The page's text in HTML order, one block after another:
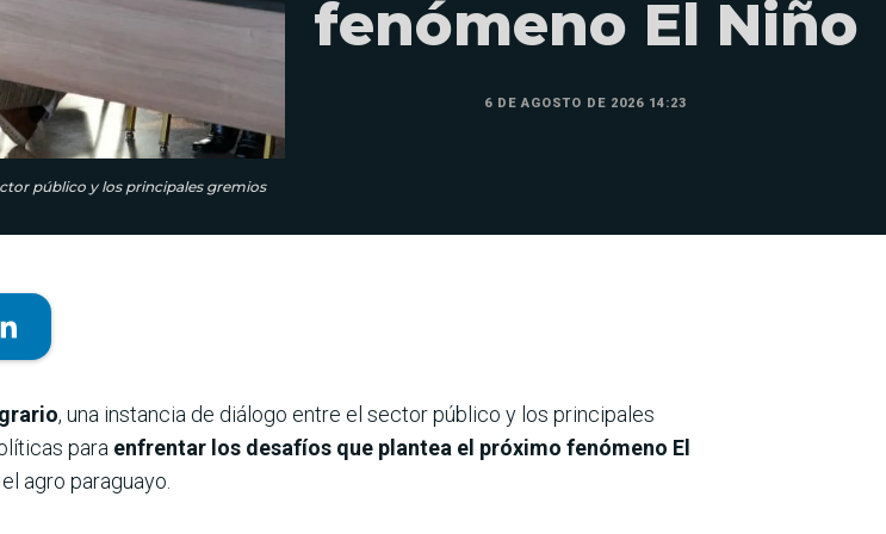
público y los principales gremios
fenómeno El Niño
6 DE AGOSTO DE 2026 14:23
, una instancia de diálogo entre el sector público y los principales
para enfrentar los desafíos que plantea el próximo fenómeno El
agro paraguayo.